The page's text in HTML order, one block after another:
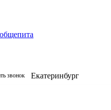
звонок Екатеринбург